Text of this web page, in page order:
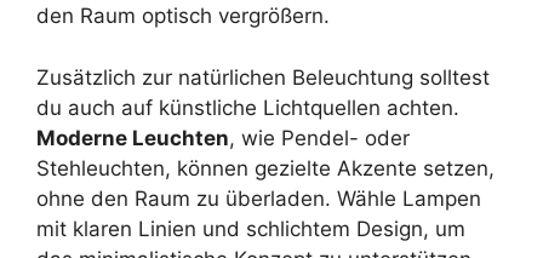
den Raum optisch vergrößern.
Zusätzlich zur natürlichen Beleuchtung solltest
du auch auf künstliche Lichtquellen achten.
Moderne Leuchten, wie Pendel- oder
Stehleuchten, können gezielte Akzente setzen,
ohne den Raum zu überladen. Wähle Lampen
mit klaren Linien und schlichtem Design, um